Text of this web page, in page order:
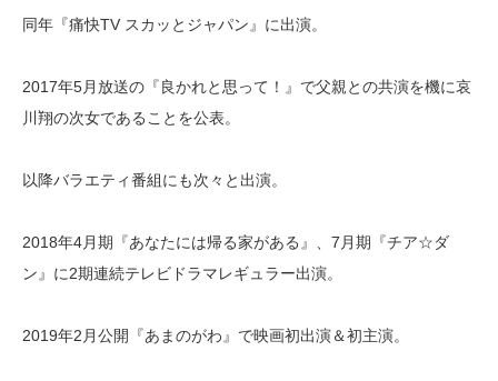
同年『痛快TV スカッとジャパン』に出演。
2017年5月放送の『良かれと思って！』で父親との共演を機に哀
川翔の次女であることを公表。
以降バラエティ番組にも次々と出演。
2018年4月期『あなたには帰る家がある』、7月期『チア☆ダ
ン』に2期連続テレビドラマレギュラー出演。
2019年2月公開『あまのがわ』で映画初出演＆初主演。